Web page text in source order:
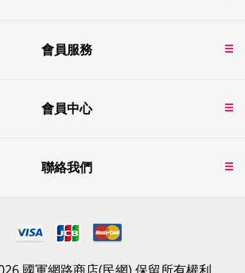
會員服務
會員中心
聯絡我們